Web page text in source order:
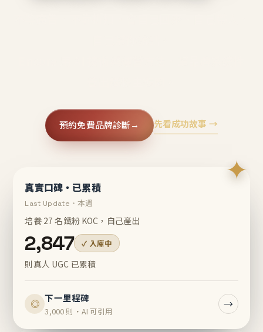
預約免費品牌診斷→ 先看成功故事 →
✦
真實口碑・已累積
Last Update・本週
培養 27 名鐵粉 KOC，自己產出
2,847 ✓ 入庫中
則真人 UGC 已累積
◎ 下一里程碑
3,000 則・AI 可引用
→